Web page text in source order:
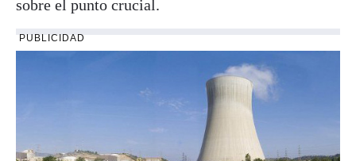
sobre el punto crucial.
PUBLICIDAD